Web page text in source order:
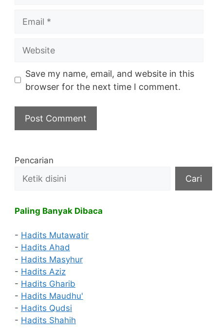
Website
Save my name, email, and website in this
browser for the next time I comment.
Pencarian
Cari
Paling Banyak Dibaca
- Hadits Mutawatir
- Hadits Ahad
- Hadits Masyhur
- Hadits Aziz
- Hadits Gharib
- Hadits Maudhu'
- Hadits Qudsi
- Hadits Shahih